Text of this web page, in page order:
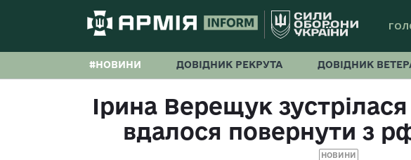
#НОВИНИ ДОВІДНИК РЕКРУТА ДОВІДНИК
Ірина Верещук
вдалося повернути з
НОВИНИ